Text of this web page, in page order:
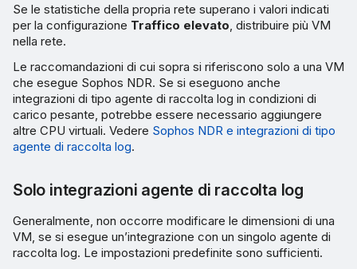
Se le statistiche della propria rete superano i valori indicati
per la configurazione Traffico elevato , distribuire più VM
nella rete.
Le raccomandazioni di cui sopra si riferiscono solo a una VM
che esegue Sophos NDR. Se si eseguono anche
integrazioni di tipo agente di raccolta log in condizioni di
carico pesante, potrebbe essere necessario aggiungere
altre CPU virtuali. Vedere Sophos NDR e integrazioni di tipo
agente di raccolta log.
Solo integrazioni agente di raccolta log
Generalmente, non occorre modificare le dimensioni di una
VM, se si esegue un’integrazione con un singolo agente di
raccolta log. Le impostazioni predefinite sono sufficienti.